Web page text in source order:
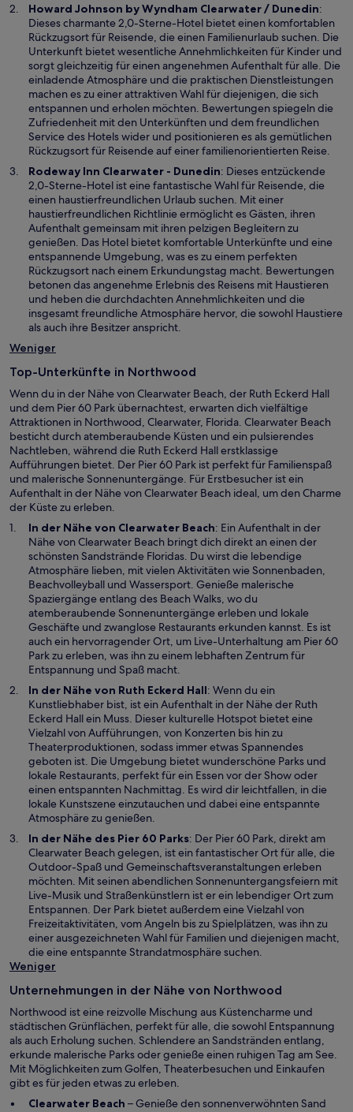
n
F
e
n
s
t
e
r
g
e
ö
f
f
n
e
t
Howard Johnson by Wyndham Clearwater / DunedinW
i
d
n
i
n
e
m
e
u
F
e
s
t
e
r
f
e
:
Dieses charmante 2,0-Sterne-Hotel bietet einen komfortablen
Rückzugsort für Reisende, die einen Familienurlaub suchen. Die
Unterkunft bietet wesentliche Annehmlichkeiten für Kinder und
sorgt gleichzeitig für einen angenehmen Aufenthalt für alle. Die
einladende Atmosphäre und die praktischen Dienstleistungen
machen es zu einer attraktiven Wahl für diejenigen, die sich
entspannen und erholen möchten. Bewertungen spiegeln die
Zufriedenheit mit den Unterkünften und dem freundlichen
Service des Hotels wider und positionieren es als gemütlichen
Rückzugsort für Reisende auf einer familienorientierten Reise.
Rodeway Inn Clearwater - DunedinW
i
r
d
i
n
e
i
n
e
m
F
e
n
s
t
e
r
g
ö
f
f
n
e
t
: Dieses entzückende
2,0-Sterne-Hotel ist eine fantastische Wahl für Reisende, die
einen haustierfreundlichen Urlaub suchen. Mit einer
haustierfreundlichen Richtlinie ermöglicht es Gästen, ihren
Aufenthalt gemeinsam mit ihren pelzigen Begleitern zu
genießen. Das Hotel bietet komfortable Unterkünfte und eine
entspannende Umgebung, was es zu einem perfekten
Rückzugsort nach einem Erkundungstag macht. Bewertungen
betonen das angenehme Erlebnis des Reisens mit Haustieren
und heben die durchdachten Annehmlichkeiten und die
insgesamt freundliche Atmosphäre hervor, die sowohl Haustiere
als auch ihre Besitzer anspricht.
Weniger
Top-Unterkünfte in Northwood
Wenn du in der Nähe von Clearwater Beach, der Ruth Eckerd Hall
und dem Pier 60 Park übernachtest, erwarten dich vielfältige
Attraktionen in Northwood, Clearwater, Florida. Clearwater Beach
besticht durch atemberaubende Küsten und ein pulsierendes
Nachtleben, während die Ruth Eckerd Hall erstklassige
Aufführungen bietet. Der Pier 60 Park ist perfekt für Familienspaß
und malerische Sonnenuntergänge. Für Erstbesucher ist ein
Aufenthalt in der Nähe von Clearwater Beach ideal, um den Charme
der Küste zu erleben.
In der Nähe von Clearwater BeachW
i
r
d
i
n
e
i
n
e
n
e
u
e
n
F
e
n
s
t
r
g
e
ö
f
f
n
e
t
: Ein Aufenthalt in der
Nähe von Clearwater Beach bringt dich direkt an einen der
schönsten Sandstrände Floridas. Du wirst die lebendige
Atmosphäre lieben, mit vielen Aktivitäten wie Sonnenbaden,
Beachvolleyball und Wassersport. Genieße malerische
Spaziergänge entlang des Beach Walks, wo du
atemberaubende Sonnenuntergänge erleben und lokale
Geschäfte und zwanglose Restaurants erkunden kannst. Es ist
auch ein hervorragender Ort, um Live-Unterhaltung am Pier 60
ParkW
i
d
i
n
e
i
n
e
m
n
e
u
e
n
F
e
n
s
t
e
r
e
ö
f
f
n
e
t
zu erleben, was ihn zu einem lebhaften Zentrum für
Entspannung und Spaß macht.
In der Nähe von Ruth Eckerd HallW
i
r
d
i
n
e
i
n
n
e
u
e
n
F
e
n
s
e
g
e
ö
f
f
e
: Wenn du ein
Kunstliebhaber bist, ist ein Aufenthalt in der Nähe der Ruth
Eckerd Hall ein Muss. Dieser kulturelle Hotspot bietet eine
Vielzahl von Aufführungen, von Konzerten bis hin zu
Theaterproduktionen, sodass immer etwas Spannendes
geboten ist. Die Umgebung bietet wunderschöne Parks und
lokale Restaurants, perfekt für ein Essen vor der Show oder
einen entspannten Nachmittag. Es wird dir leichtfallen, in die
lokale Kunstszene einzutauchen und dabei eine entspannte
Atmosphäre zu genießen.
In der Nähe des Pier 60 Parks: Der Pier 60 Park, direkt am
Clearwater Beach gelegen, ist ein fantastischer Ort für alle, die
Outdoor-Spaß und Gemeinschaftsveranstaltungen erleben
möchten. Mit seinen abendlichen Sonnenuntergangsfeiern mit
Live-Musik und Straßenkünstlern ist er ein lebendiger Ort zum
Entspannen. Der Park bietet außerdem eine Vielzahl von
Freizeitaktivitäten, vom Angeln bis zu Spielplätzen, was ihn zu
einer ausgezeichneten Wahl für Familien und diejenigen macht,
die eine entspannte Strandatmosphäre suchen.
Weniger
Unternehmungen in der Nähe von Northwood
Northwood ist eine reizvolle Mischung aus Küstencharme und
städtischen Grünflächen, perfekt für alle, die sowohl Entspannung
als auch Erholung suchen. Schlendere an Sandstränden entlang,
erkunde malerische Parks oder genieße einen ruhigen Tag am See.
Mit Möglichkeiten zum Golfen, Theaterbesuchen und Einkaufen
gibt es für jeden etwas zu erleben.
Clearwater Beach W
– Genieße den sonnenverwöhnten Sand